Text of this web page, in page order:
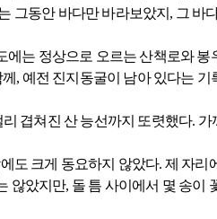
그동안 바다만 바라보았지, 그 바
에는 정상으로 오르는 산책로와 봉
, 예전 진지동굴이 남아 있다는 기
겹쳐진 산 능선까지 또렷했다. 가
도 크게 동요하지 않았다. 제 자리
았지만, 돌 틈 사이에서 몇 송이